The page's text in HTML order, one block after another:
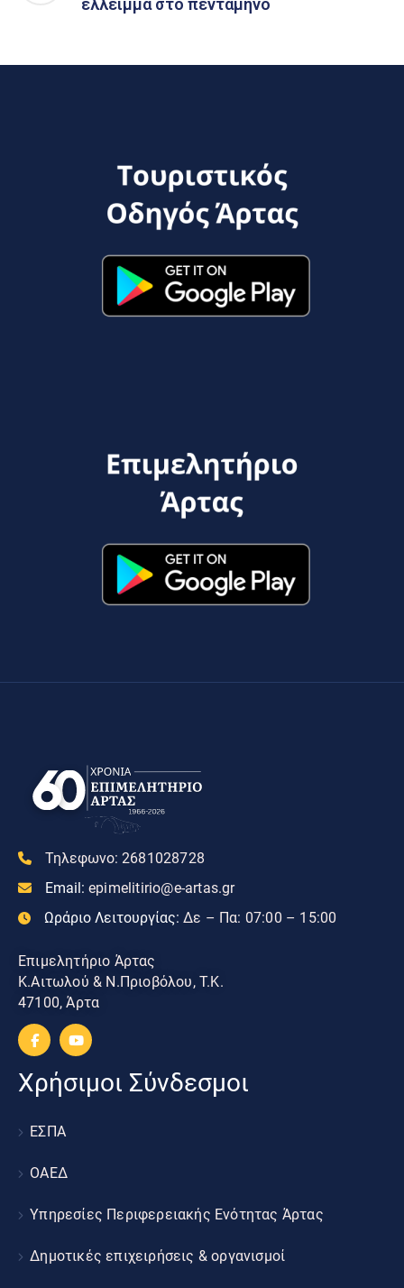
έλλειμμα στο πεντάμηνο
Τηλεφωνο: 2681028728
Email: epimelitirio@e-artas.gr
Ωράριο Λειτουργίας: Δε – Πα: 07:00 – 15:00
Επιμελητήριο Άρτας
Κ.Αιτωλού & Ν.Πριοβόλου, Τ.Κ.
47100, Άρτα
Χρήσιμοι Σύνδεσμοι
ΕΣΠΑ
ΟΑΕΔ
Υπηρεσίες Περιφερειακής Ενότητας Άρτας
Δημοτικές επιχειρήσεις & οργανισμοί